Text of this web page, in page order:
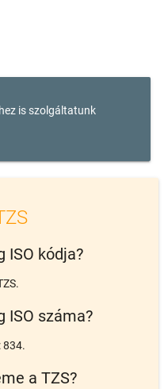
is szolgáltatunk
ISO kódja?
ISO száma?
834.
a TZS?